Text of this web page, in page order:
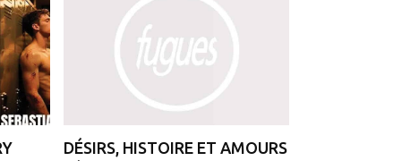
DÉSIRS, HISTOIRE ET AMOURS